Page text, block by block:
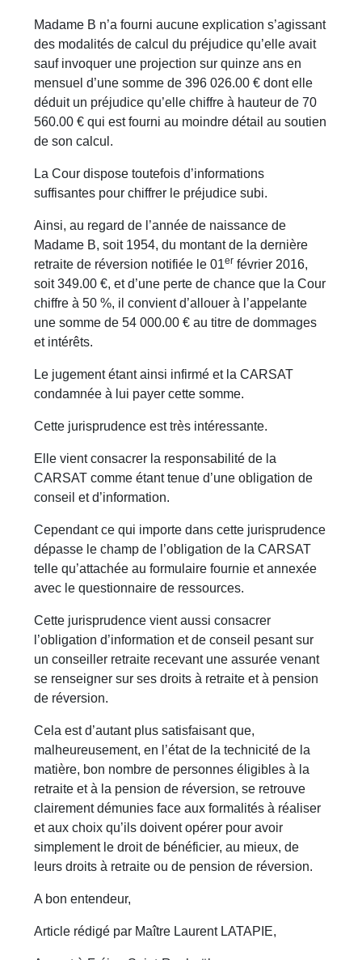
Madame B n’a fourni aucune explication s’agissant
des modalités de calcul du préjudice qu’elle avait
sauf invoquer une projection sur quinze ans en
mensuel d’une somme de 396 026.00 € dont elle
déduit un préjudice qu’elle chiffre à hauteur de 70
560.00 € qui est fourni au moindre détail au soutien
de son calcul.
La Cour dispose toutefois d’informations
suffisantes pour chiffrer le préjudice subi.
Ainsi, au regard de l’année de naissance de
Madame B, soit 1954, du montant de la dernière
retraite de réversion notifiée le 01er février 2016,
soit 349.00 €, et d’une perte de chance que la Cour
chiffre à 50 %, il convient d’allouer à l’appelante
une somme de 54 000.00 € au titre de dommages
et intérêts.
Le jugement étant ainsi infirmé et la CARSAT
condamnée à lui payer cette somme.
Cette jurisprudence est très intéressante.
Elle vient consacrer la responsabilité de la
CARSAT comme étant tenue d’une obligation de
conseil et d’information.
Cependant ce qui importe dans cette jurisprudence
dépasse le champ de l’obligation de la CARSAT
telle qu’attachée au formulaire fournie et annexée
avec le questionnaire de ressources.
Cette jurisprudence vient aussi consacrer
l’obligation d’information et de conseil pesant sur
un conseiller retraite recevant une assurée venant
se renseigner sur ses droits à retraite et à pension
de réversion.
Cela est d’autant plus satisfaisant que,
malheureusement, en l’état de la technicité de la
matière, bon nombre de personnes éligibles à la
retraite et à la pension de réversion, se retrouve
clairement démunies face aux formalités à réaliser
et aux choix qu’ils doivent opérer pour avoir
simplement le droit de bénéficier, au mieux, de
leurs droits à retraite ou de pension de réversion.
A bon entendeur,
Article rédigé par Maître Laurent LATAPIE,